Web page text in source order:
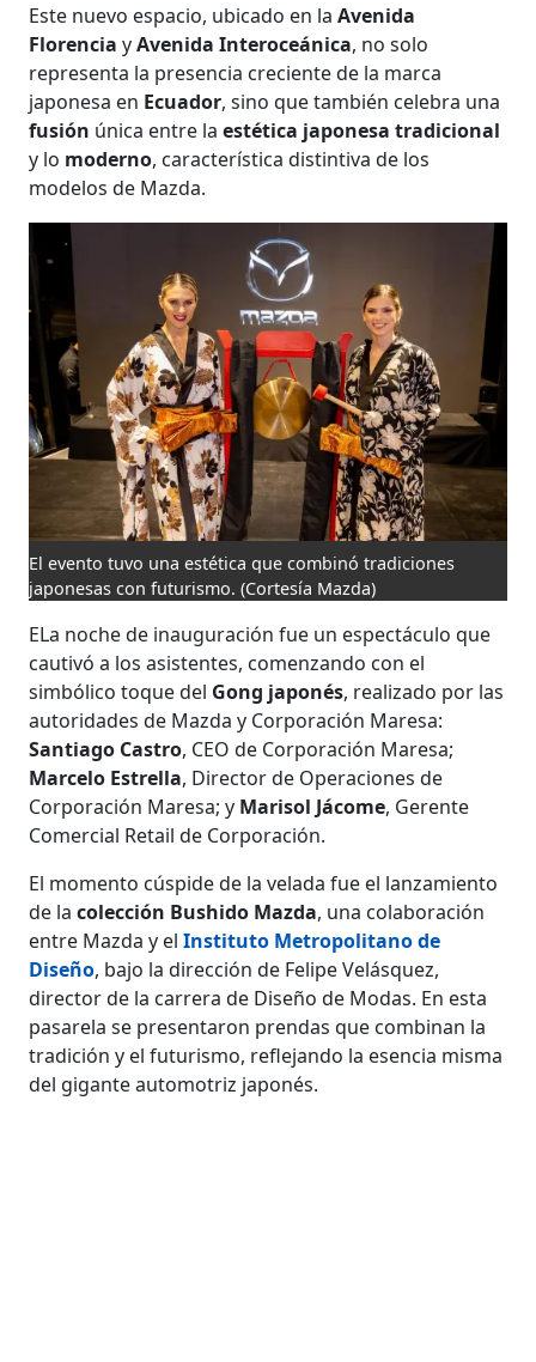
Este nuevo espacio, ubicado en laAvenida
FlorenciayAvenida Interoceánica, no solo
representa la presencia creciente de la marca
japonesa en Ecuador, sino que también celebra una
fusión única entre laestética japonesa tradicional
y lo moderno, característica distintiva de los
modelos de Mazda.
El evento tuvo una estética que combinó tradiciones
japonesas con futurismo. (Cortesía Mazda)
ELa noche de inauguración fue un espectáculo que
cautivó a los asistentes, comenzando con el
simbólico toque del Gong japonés, realizado por las
autoridades de Mazda y Corporación Maresa:
Santiago Castro, CEO de Corporación Maresa;
Marcelo Estrella, Director de Operaciones de
Corporación Maresa; y Marisol Jácome, Gerente
Comercial Retail de Corporación.
El momento cúspide de la velada fue el lanzamiento
de lacolección Bushido Mazda, una colaboración
entre Mazda y elInstituto Metropolitano de
Diseño, bajo la dirección de Felipe Velásquez,
director de la carrera de Diseño de Modas. En esta
pasarela se presentaron prendas que combinan la
tradición y el futurismo, reflejando la esencia misma
del gigante automotriz japonés.